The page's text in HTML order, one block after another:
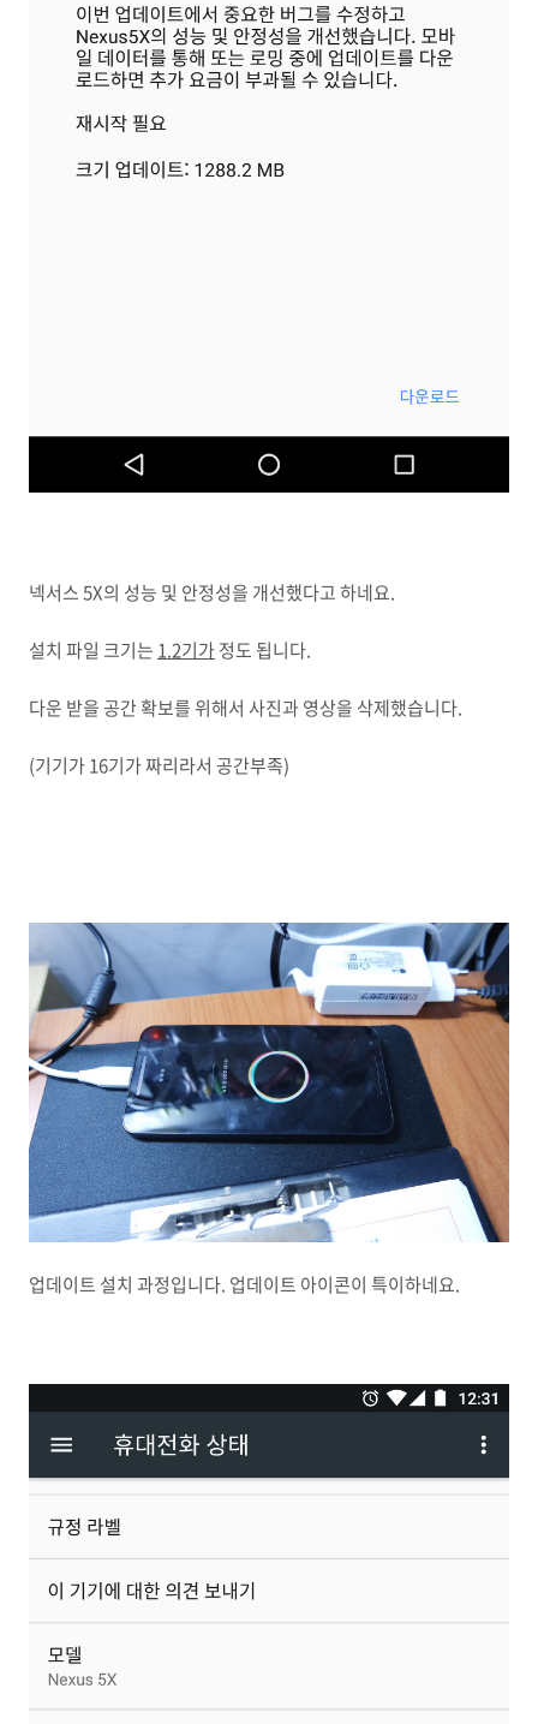
넥서스 5X의 성능 및 안정성을 개선했다고 하네요.
설치 파일 크기는 1.2기가정도 됩니다.
다운 받을 공간 확보를 위해서 사진과 영상을 삭제했습니다.
(기기가 16기가 짜리라서 공간부족)
업데이트 설치 과정입니다. 업데이트 아이콘이 특이하네요.